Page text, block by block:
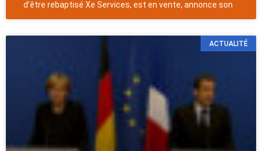
d’être rebaptisé Xe Services, est en vente, annonce son
ACTUALITÉ